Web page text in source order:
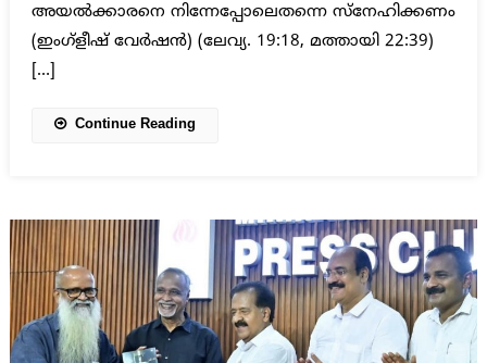
അയല്‍ക്കാരനെ നിന്നേപ്പോലെതന്നെ സ്നേഹിക്കണം
(ഇംഗ്ളീഷ് വേര്‍ഷന്‍) (ലേവ്യ. 19:18, മത്തായി 22:39)
[…]
Continue Reading